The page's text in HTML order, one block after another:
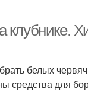
клубнике.
белых
средства для